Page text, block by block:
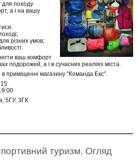
для походу
а і на вашу
різних умов;
ваш комфорт
подорожей, а і в сучасних реаліях міста.
приміщенні магазину "Команда Екс".
5ГУ, 3ГК
туризм. Огляд